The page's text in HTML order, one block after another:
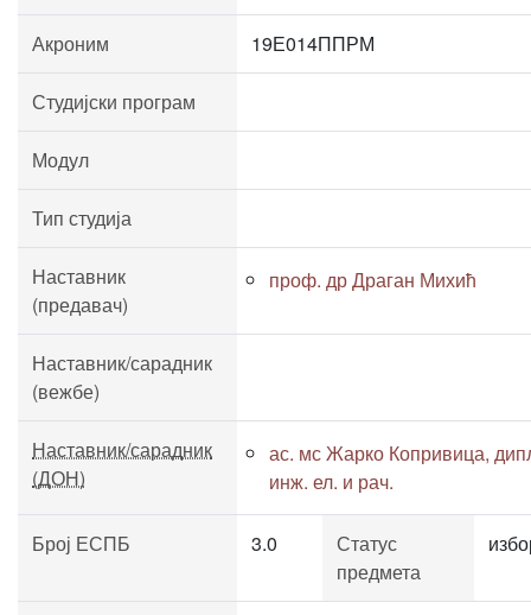
Акроним 19Е014ППРМ
Студијски програм
Модул
Тип студија
Наставник
(предавач)
проф. др Драган Михић
Наставник/сарадник
(вежбе)
Наставник/сарадник
(ДОН)
ас. мс Жарко Копривица,
инж. ел. и рач.
Број ЕСПБ 3.0
Статус
предмета